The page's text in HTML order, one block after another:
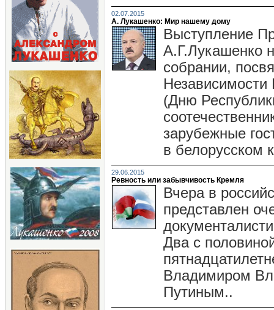
02.07.2015
А. Лукашенко: Мир нашему дому
Выступление
А.Г.Лукашенко
собрании,
Независимости
(Дню
зарубежные
в белорусском
29.06.2015
Ревность или забывчивость Кремля
Вчера в
представлен
Два с
Владимиром
Путиным..